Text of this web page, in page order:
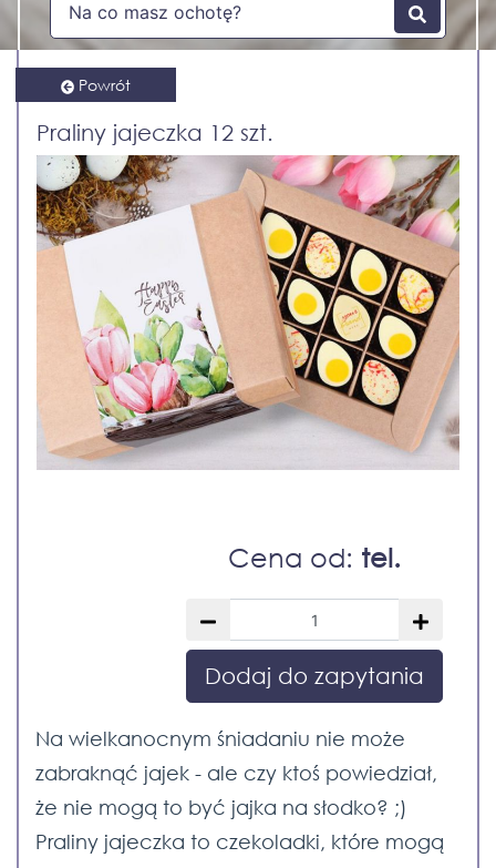
Powrót
Praliny jajeczka 12 szt.
Cena od: tel.
Dodaj do zapytania
Na wielkanocnym śniadaniu nie może
zabraknąć jajek - ale czy ktoś powiedział,
że nie mogą to być jajka na słodko? ;)
Praliny jajeczka to czekoladki, które mogą